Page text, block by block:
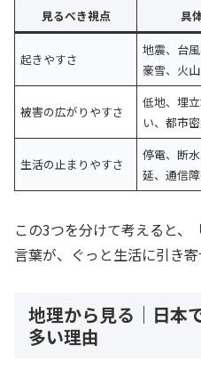
見るべき視点 具
起きやすさ
地震、台風
豪雪、火山
被害の広がりやすさ
低地、埋
い、都市
生活の止まりやすさ
停電、断
延、通信
この3つを分けて考えると、
言葉が、ぐっと生活に引き寄
地理から見る｜日本
多い理由